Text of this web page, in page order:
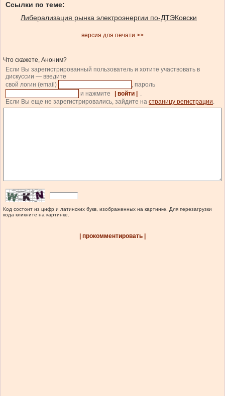
Ссылки по теме:
Либерализация рынка электроэнергии по-ДТЭКовски
версия для печати >>
Что скажете, Аноним?
Если Вы зарегистрированный пользователь и хотите участвовать в
дискуссии — введите
свой логин (email)
, пароль
и нажмите
| войти |
.
Если Вы еще не зарегистрировались, зайдите на страницу регистрации.
Код состоит из цифр и латинских букв, изображенных на картинке. Для перезагрузки
кода кликните на картинке.
| прокомментировать |